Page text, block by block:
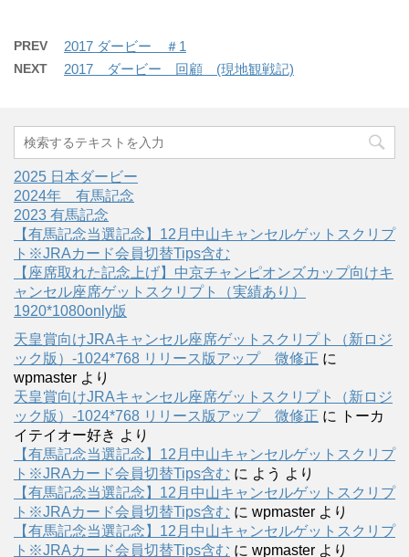
PREV 2017 ダービー ＃1
NEXT 2017 ダービー 回顧 (現地観戦記)
2025 日本ダービー
2024年 有馬記念
2023 有馬記念
【有馬記念当選記念】12月中山キャンセルゲットスクリプ
ト※JRAカード会員切替Tips含む
【座席取れた記念上げ】中京チャンピオンズカップ向けキ
ャンセル座席ゲットスクリプト（実績あり）
1920*1080only版
天皇賞向けJRAキャンセル座席ゲットスクリプト（新ロジ
ック版）-1024*768 リリース版アップ 微修正 に
wpmaster より
天皇賞向けJRAキャンセル座席ゲットスクリプト（新ロジ
ック版）-1024*768 リリース版アップ 微修正 に
トーカ
イテイオー好き より
【有馬記念当選記念】12月中山キャンセルゲットスクリプ
ト※JRAカード会員切替Tips含む に よう より
【有馬記念当選記念】12月中山キャンセルゲットスクリプ
ト※JRAカード会員切替Tips含む に wpmaster より
【有馬記念当選記念】12月中山キャンセルゲットスクリプ
ト※JRAカード会員切替Tips含む に wpmaster より